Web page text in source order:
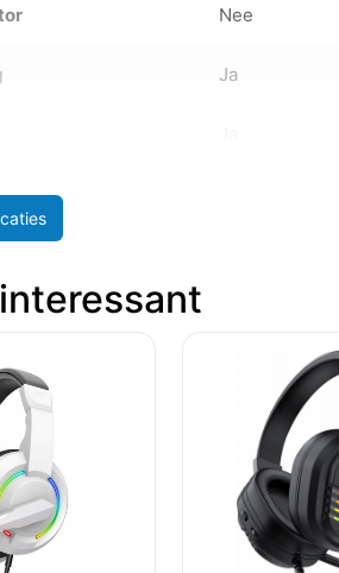
Nee
Ja